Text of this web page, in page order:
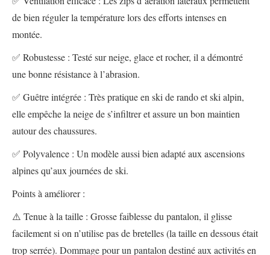
de bien réguler la température lors des efforts intenses en
montée.
✅ Robustesse : Testé sur neige, glace et rocher, il a démontré
une bonne résistance à l’abrasion.
✅ Guêtre intégrée : Très pratique en ski de rando et ski alpin,
elle empêche la neige de s’infiltrer et assure un bon maintien
autour des chaussures.
✅ Polyvalence : Un modèle aussi bien adapté aux ascensions
alpines qu’aux journées de ski.
Points à améliorer :
⚠️ Tenue à la taille : Grosse faiblesse du pantalon, il glisse
facilement si on n’utilise pas de bretelles (la taille en dessous était
trop serrée). Dommage pour un pantalon destiné aux activités en